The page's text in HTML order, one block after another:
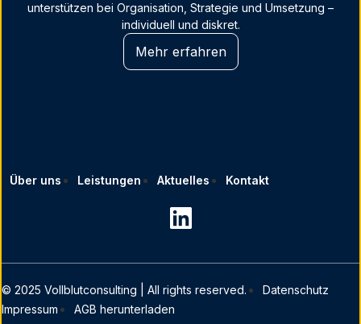
unterstützen bei Organisation, Strategie und Umsetzung –
individuell und diskret.
Mehr erfahren
Über uns Leistungen Aktuelles Kontakt
© 2025 Vollblutconsulting | All rights reserved.
Datenschutz
Impressum
AGB herunterladen